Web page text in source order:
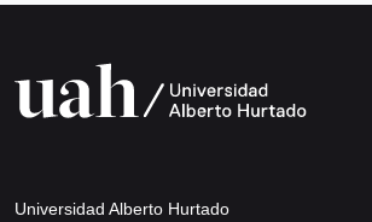
Universidad Alberto Hurtado